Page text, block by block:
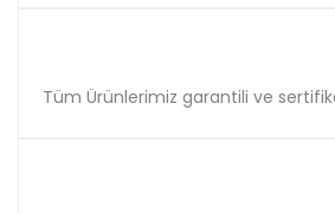
Tüm Ürünlerimiz garantili ve